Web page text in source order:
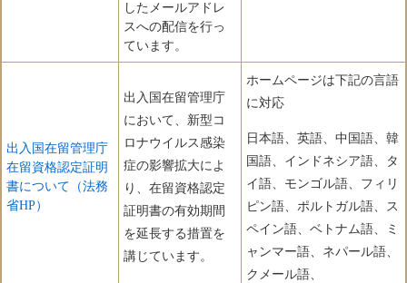
したメールアドレ
スへの配信を行っ
ています。
出入国在留管理庁
在留資格認定証明
書について（法務
省HP）
出入国在留管理庁
において、新型コ
ロナウイルス感染
症の影響拡大によ
り、在留資格認定
証明書の有効期間
を延長する措置を
講じています。
ホームページは下記の言語
に対応
日本語、英語、中国語、韓
国語、インドネシア語、タ
イ語、モンゴル語、フィリ
ピン語、ポルトガル語、ス
ペイン語、ベトナム語、ミ
ャンマー語、ネパール語、
クメール語、